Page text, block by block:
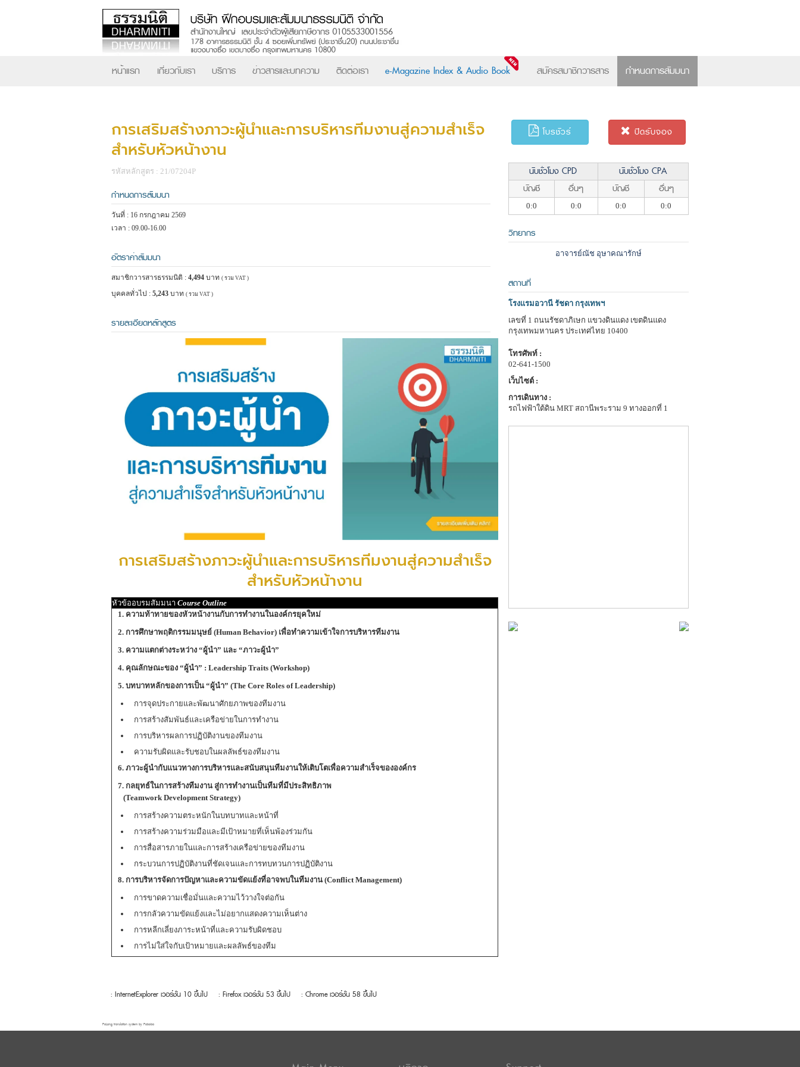
หน้าแรก เกี่ยวกับเรา บริการ ข่าวสารและบทความ ติดต่อเรา e-Magazine Index & Audio Book สมัครสมาชิกวารสาร กำหนดการสัมมนา
การเสริมสร้างภาวะผู้นำและการบริหารทีมงานสู่ความสำเร็จ
สำหรับหัวหน้างาน
รหัสหลักสูตร : 21/07204P
กำหนดการสัมมนา
วันที่ : 16 กรกฎาคม 2569
เวลา : 09.00-16.00
อัตราค่าสัมมนา
สมาชิกวารสารธรรมนิติ : 4,494 บาท ( รวม VAT )
บุคคลทั่วไป : 5,243 บาท ( รวม VAT )
รายละเอียดหลักสูตร
การเสริมสร้างภาวะผู้นำและการบริหารทีมงานสู่ความสำเร็จ
สำหรับหัวหน้างาน
หัวข้ออบรมสัมมนา Course Outline
1. ความท้าทายของหัวหน้างานกับการทำงานในองค์กรยุคใหม่
2. การศึกษาพฤติกรรมมนุษย์ (Human Behavior) เพื่อทำความเข้าใจการบริหารทีมงาน
3. ความแตกต่างระหว่าง “ผู้นำ” และ “ภาวะผู้นำ”
4. คุณลักษณะของ “ผู้นำ” : Leadership Traits (Workshop)
5. บทบาทหลักของการเป็น “ผู้นำ” (The Core Roles of Leadership)
การจุดประกายและพัฒนาศักยภาพของทีมงาน
การสร้างสัมพันธ์และเครือข่ายในการทำงาน
การบริหารผลการปฏิบัติงานของทีมงาน
ความรับผิดและรับชอบในผลลัพธ์ของทีมงาน
6. ภาวะผู้นำกับแนวทางการบริหารและสนับสนุนทีมงานให้เติบโตเพื่อความสำเร็จขององค์กร
7. กลยุทธ์ในการสร้างทีมงาน สู่การทำงานเป็นทีมที่มีประสิทธิภาพ
(Teamwork Development Strategy)
การสร้างความตระหนักในบทบาทและหน้าที่
การสร้างความร่วมมือและมีเป้าหมายที่เห็นพ้องร่วมกัน
การสื่อสารภายในและการสร้างเครือข่ายของทีมงาน
กระบวนการปฏิบัติงานที่ชัดเจนและการทบทวนการปฏิบัติงาน
8. การบริหารจัดการปัญหาและความขัดแย้งที่อาจพบในทีมงาน (Conflict Management)
การขาดความเชื่อมั่นและความไว้วางใจต่อกัน
การกลัวความขัดแย้งและไม่อยากแสดงความเห็นต่าง
การหลีกเลี่ยงภาระหน้าที่และความรับผิดชอบ
การไม่ใส่ใจกับเป้าหมายและผลลัพธ์ของทีม
โบรชัวร์ ปิดรับจอง
นับชั่วโมง CPD
นับชั่วโมง CPA
บัญชี
อื่นๆ บัญชี อื่นๆ
0:0 0:0 0:0 0:0
วิทยากร
อาจารย์ณัช อุษาคณารักษ์
สถานที่
โรงแรมอวานี รัชดา กรุงเทพฯ
เลขที่ 1 ถนนรัชดาภิเษก แขวงดินแดง เขตดินแดง
กรุงเทพมหานคร ประเทศไทย 10400
โทรศัพท์ :
02-641-1500
เว็บไซต์ :
การเดินทาง :
รถไฟฟ้าใต้ดิน MRT สถานีพระราม 9 ทางออกที่ 1
: InternetExplorer เวอร์ชั่น 10 ขึ้นไป : Firefox เวอร์ชั่น 53 ขึ้นไป : Chrome เวอร์ชั่น 58 ขึ้นไป
FaLang translation system by Faboba